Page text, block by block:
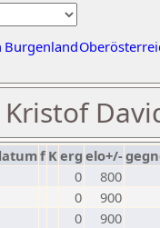
Burgenland
f Kerg elo+/-
0
800
0
900
0
900